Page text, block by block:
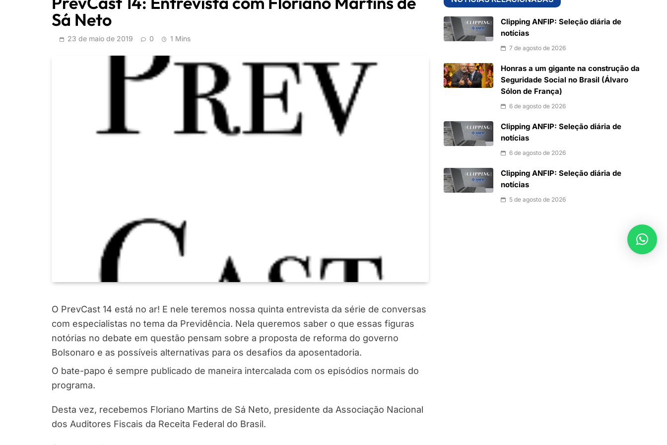
Sá Neto
23 de maio de 2019 0 1 Mins
O PrevCast 14 está no ar! E nele teremos nossa quinta entrevista da série de conversas
com especialistas no tema da Previdência. Nela queremos saber o que essas figuras
notórias no debate em questão pensam sobre a proposta de reforma do governo
Bolsonaro e as possíveis alternativas para os desafios da aposentadoria.
O bate-papo é sempre publicado de maneira intercalada com os episódios normais do
programa.
Desta vez, recebemos Floriano Martins de Sá Neto, presidente da Associação Nacional
dos Auditores Fiscais da Receita Federal do Brasil.
Clipping ANFIP: Seleção diária de
notícias
7 de agosto de 2026
Honras a um gigante na construção da
Seguridade Social no Brasil (Álvaro
Sólon de França)
6 de agosto de 2026
Clipping ANFIP: Seleção diária de
notícias
6 de agosto de 2026
Clipping ANFIP: Seleção diária de
notícias
5 de agosto de 2026